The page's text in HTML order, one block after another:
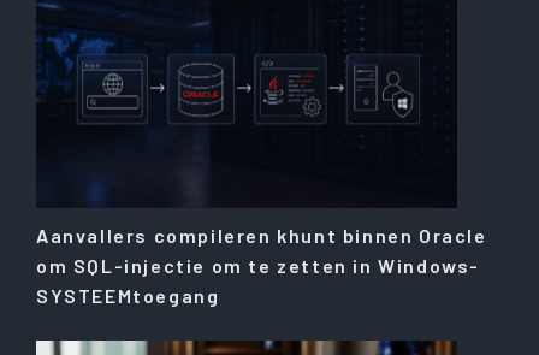
Aanvallers compileren khunt binnen Oracle
om SQL-injectie om te zetten in Windows-
SYSTEEMtoegang